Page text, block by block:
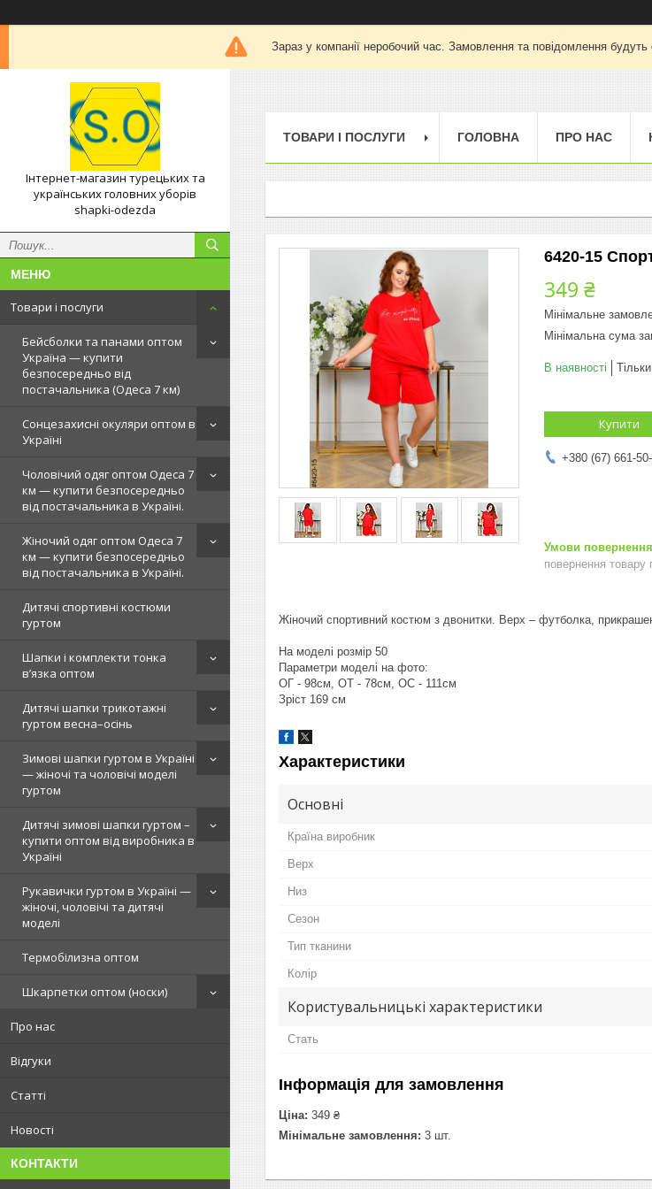
Зараз у компанії неробочий час. Замовлення та повідомлення
Інтернет-магазин турецьких та
українських головних уборів
shapki-odezda
Товари і послуги
Бейсболки та панами оптом
Україна — купити
безпосередньо від
постачальника (Одеса 7 км)
Сонцезахисні окуляри оптом в
Україні
Чоловічий одяг оптом Одеса 7
км — купити безпосередньо
від постачальника в Україні.
Жіночий одяг оптом Одеса 7
км — купити безпосередньо
від постачальника в Україні.
Дитячі спортивні костюми
гуртом
Шапки і комплекти тонка
в’язка оптом
Дитячі шапки трикотажні
гуртом весна–осінь
Зимові шапки гуртом в Україні
— жіночі та чоловічі моделі
гуртом
Дитячі зимові шапки гуртом –
купити оптом від виробника в
Україні
Рукавички гуртом в Україні —
жіночі, чоловічі та дитячі
моделі
Термобілизна оптом
Шкарпетки оптом (носки)
Про нас
Відгуки
Статті
Новості
КОНТАКТИ
ТОВАРИ І ПОСЛУГИ ГОЛОВНА ПРО НАС
6420-15
349 ₴
Мінімальне
Мінімальна сума
В наявності
Купити
+380 (67) 661-
повернення товару
Жіночий спортивний костюм з двонитки. Верх – футболка,
На моделі розмір 50
Параметри моделі на фото:
ОГ - 98см, ОТ - 78см, ОС - 111см
Зріст 169 см
Характеристики
Основні
Країна виробник
Верх
Низ
Сезон
Тип тканини
Колір
Користувальницькі характеристики
Стать
Інформація для замовлення
Ціна: 349 ₴
Мінімальне замовлення: 3 шт.